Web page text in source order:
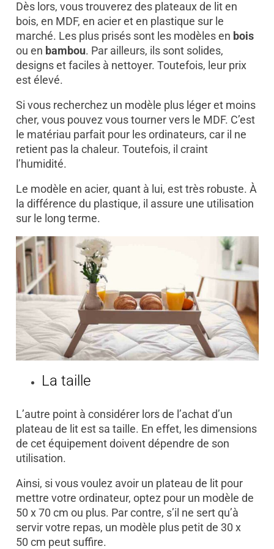
Dès lors, vous trouverez des plateaux de lit en
bois, en MDF, en acier et en plastique sur le
marché. Les plus prisés sont les modèles en bois
ou en bambou. Par ailleurs, ils sont solides,
designs et faciles à nettoyer. Toutefois, leur prix
est élevé.
Si vous recherchez un modèle plus léger et moins
cher, vous pouvez vous tourner vers le MDF. C’est
le matériau parfait pour les ordinateurs, car il ne
retient pas la chaleur. Toutefois, il craint
l’humidité.
Le modèle en acier, quant à lui, est très robuste. À
la différence du plastique, il assure une utilisation
sur le long terme.
La taille
L’autre point à considérer lors de l’achat d’un
plateau de lit est sa taille. En effet, les dimensions
de cet équipement doivent dépendre de son
utilisation.
Ainsi, si vous voulez avoir un plateau de lit pour
mettre votre ordinateur, optez pour un modèle de
50 x 70 cm ou plus. Par contre, s’il ne sert qu’à
servir votre repas, un modèle plus petit de 30 x
50 cm peut suffire.